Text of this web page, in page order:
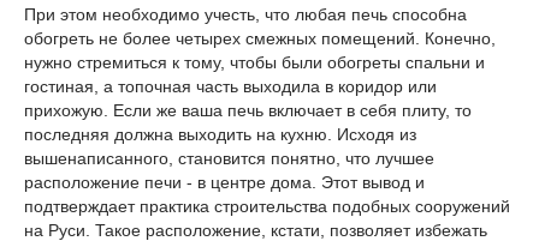
При этом необходимо учесть, что любая печь способна
обогреть не более четырех смежных помещений. Конечно,
нужно стремиться к тому, чтобы были обогреты спальни и
гостиная, а топочная часть выходила в коридор или
прихожую. Если же ваша печь включает в себя плиту, то
последняя должна выходить на кухню. Исходя из
вышенаписанного, становится понятно, что лучшее
расположение печи - в центре дома. Этот вывод и
подтверждает практика строительства подобных сооружений
на Руси. Такое расположение, кстати, позволяет избежать